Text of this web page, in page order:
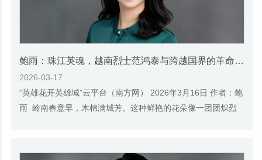
鲍雨：珠江英魂，越南烈士范鸿泰与跨越国界的革命信仰
2026-03-17
“英雄花开英雄城”云平台（南方网） 2026年3月16日 作者：鲍
雨 岭南春意早，木棉满城芳。这种鲜艳的花朵像一团团炽烈